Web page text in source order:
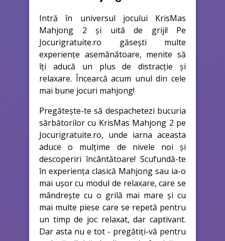
Intră în universul jocului KrisMas
Mahjong 2 și uită de griji! Pe
Jocurigratuite.ro găsești multe
experiențe asemănătoare, menite să
îți aducă un plus de distracție și
relaxare. Încearcă acum unul din cele
mai bune jocuri mahjong!
Pregătește-te să despachetezi bucuria
sărbătorilor cu KrisMas Mahjong 2 pe
Jocurigratuite.ro, unde iarna aceasta
aduce o mulțime de nivele noi și
descoperiri încântătoare! Scufundă-te
în experiența clasică Mahjong sau ia-o
mai ușor cu modul de relaxare, care se
mândrește cu o grilă mai mare și cu
mai multe piese care se repetă pentru
un timp de joc relaxat, dar captivant.
Dar asta nu e tot - pregătiți-vă pentru